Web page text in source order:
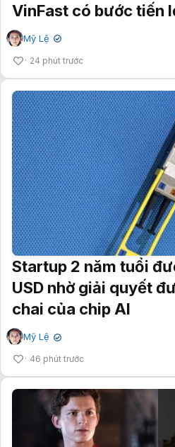
VinFast có bước tiến
Mỹ Lệ ✔
24 phút trước
Startup 2 năm tuổi
USD nhờ giải quyết
chai của chip AI
Mỹ Lệ ✔
46 phút trước